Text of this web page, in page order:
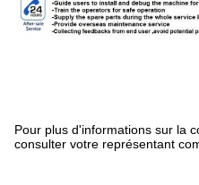
Pour plus d'informations sur la
consulter votre représentant